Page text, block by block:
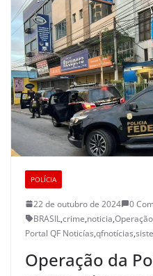
POLÍCIA
22 de outubro de 2024
0
BRASIL,crime,noticia,
Portal QF Noticías,qfnotícias,
Operação da